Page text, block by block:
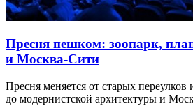
Пресня пешком: зоопарк,
и Москва-Сити
Пресня меняется от старых
до модернистской архитектуры и